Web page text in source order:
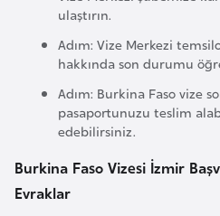
ulaştırın.
Adım: Vize Merkezi
hakkında son durumu
Adım: Burkina Faso vize
pasaportunuzu teslim
edebilirsiniz.
Burkina Faso Vizesi İzmir
Evraklar